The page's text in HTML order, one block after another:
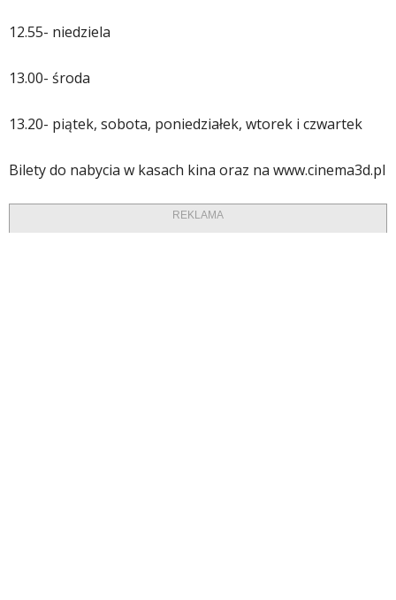
12.55- niedziela
13.00- środa
13.20- piątek, sobota, poniedziałek, wtorek i czwartek
Bilety do nabycia w kasach kina oraz na www.cinema3d.pl
REKLAMA